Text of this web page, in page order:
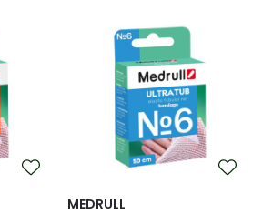
MEDRULL